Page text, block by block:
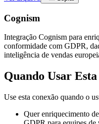
Cognism
Integração Cognism para
conformidade com GDPR,
inteligência de vendas
Quando Usar
Use esta conexão quando o
Quer enriquecimento